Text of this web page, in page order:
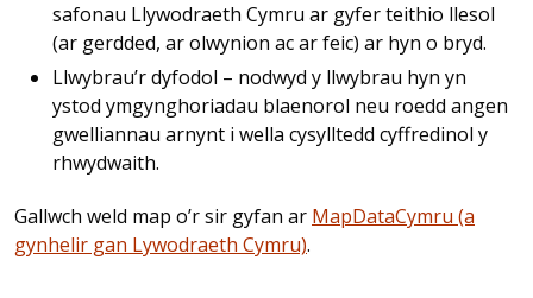
safonau Llywodraeth Cymru ar gyfer teithio llesol
(ar gerdded, ar olwynion ac ar feic) ar hyn o bryd.
Llwybrau’r dyfodol – nodwyd y llwybrau hyn yn
ystod ymgynghoriadau blaenorol neu roedd angen
gwelliannau arnynt i wella cysylltedd cyffredinol y
rhwydwaith.
Gallwch weld map o’r sir gyfan ar MapDataCymru (a
gynhelir gan Lywodraeth Cymru).